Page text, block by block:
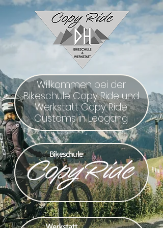
Willkommen bei der
Bikeschule Copy Ride und
Werkstatt Copy Ride
Customs in Leogang
Bikeschule